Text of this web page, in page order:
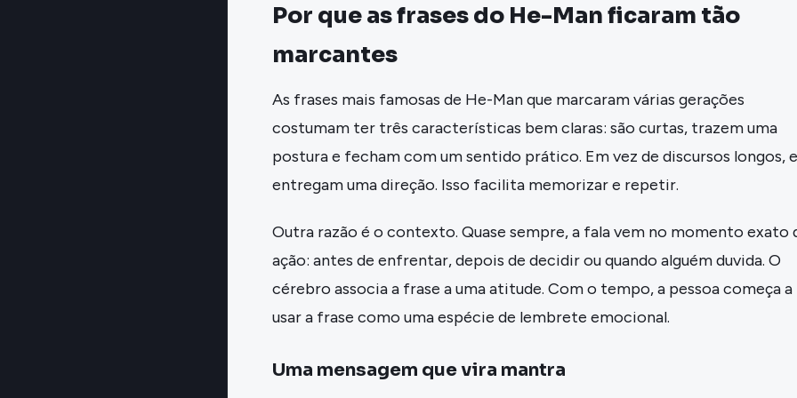
Por que as frases do He-Man ficaram tão
marcantes
As frases mais famosas de He-Man que marcaram várias gerações
costumam ter três características bem claras: são curtas, trazem uma
postura e fecham com um sentido prático. Em vez de discursos longos,
entregam uma direção. Isso facilita memorizar e repetir.
Outra razão é o contexto. Quase sempre, a fala vem no momento exato
ação: antes de enfrentar, depois de decidir ou quando alguém duvida. O
cérebro associa a frase a uma atitude. Com o tempo, a pessoa começa a
usar a frase como uma espécie de lembrete emocional.
Uma mensagem que vira mantra